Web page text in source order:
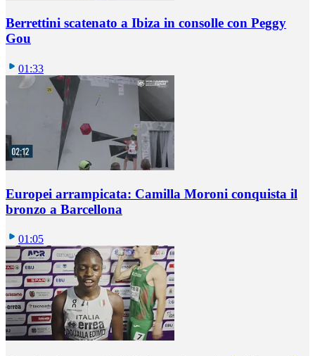
Berrettini scatenato a Ibiza in consolle con Peggy
Gou
01:33
Europei arrampicata: Camilla Moroni conquista il
bronzo a Barcellona
01:05